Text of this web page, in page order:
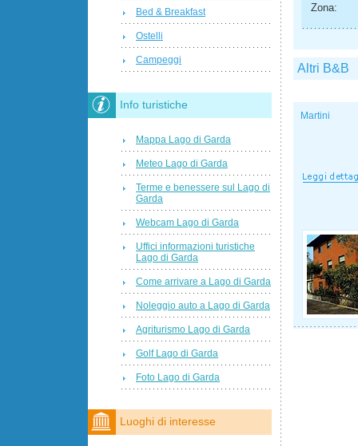
Zona:
Altri B&B
Martini
Bed & Breakfast
Ostelli
Campeggi
Info turistiche
Mappa Lago di Garda
Meteo Lago di Garda
Terme e benessere sul Lago di
Garda
Webcam Lago di Garda
Uffici informazioni turistiche
Lago di Garda
Come arrivare a Lago di Garda
Noleggio auto a Lago di Garda
Agriturismo Lago di Garda
Golf Lago di Garda
Foto Lago di Garda
Luoghi di interesse